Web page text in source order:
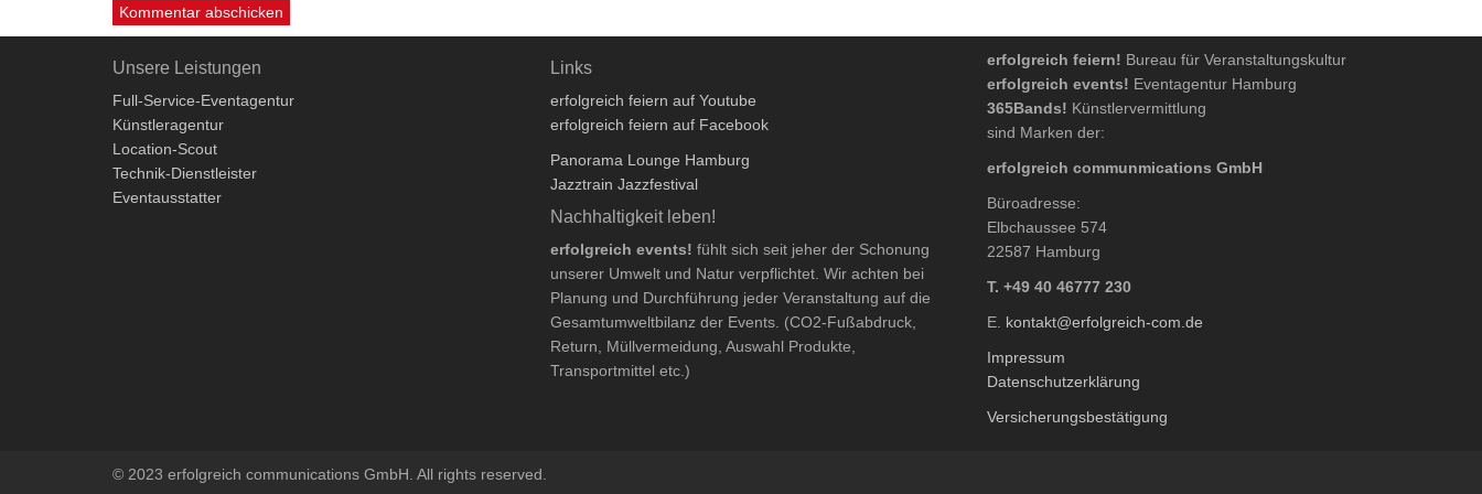
Unsere Leistungen
Full-Service-Eventagentur
Künstleragentur
Location-Scout
Technik-Dienstleister
Eventausstatter
Links
erfolgreich feiern auf Youtube
erfolgreich feiern auf Facebook
Panorama Lounge Hamburg
Jazztrain Jazzfestival
Nachhaltigkeit leben!
erfolgreich events! fühlt sich seit jeher der Schonung
unserer Umwelt und Natur verpflichtet. Wir achten bei
Planung und Durchführung jeder Veranstaltung auf die
Gesamtumweltbilanz der Events. (CO2-Fußabdruck,
Return, Müllvermeidung, Auswahl Produkte,
Transportmittel etc.)
erfolgreich feiern! Bureau für Veranstaltungskultur
erfolgreich events! Eventagentur Hamburg
365Bands! Künstlervermittlung
sind Marken der:
erfolgreich communmications GmbH
Büroadresse:
Elbchaussee 574
22587 Hamburg
T. +49 40 46777 230
E. kontakt@erfolgreich-com.de
Impressum
Datenschutzerklärung
Versicherungsbestätigung
© 2023 erfolgreich communications GmbH. All rights reserved.